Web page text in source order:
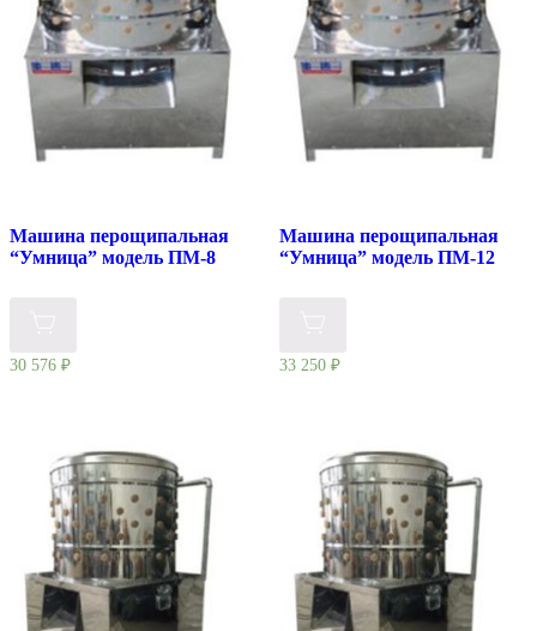
Машина перощипальная
“Умница” модель ПМ-8
30 576 ₽
Машина перощипальная
“Умница” модель ПМ-12
33 250 ₽